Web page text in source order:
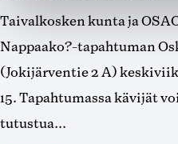
Taivalkosken kunta ja
Nappaako?-tapahtuman
(Jokijärventie 2 A)
15. Tapahtumassa kävijät
tutustua...